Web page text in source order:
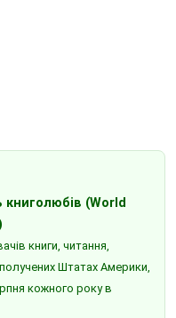
книголюбів (World
книги, читання,
Штатах Америки,
кожного року в